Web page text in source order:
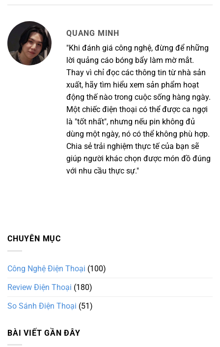
QUANG MINH
"Khi đánh giá công nghệ, đừng để những
lời quảng cáo bóng bẩy làm mờ mắt.
Thay vì chỉ đọc các thông tin từ nhà sản
xuất, hãy tìm hiểu xem sản phẩm hoạt
động thế nào trong cuộc sống hàng ngày.
Một chiếc điện thoại có thể được ca ngợi
là "tốt nhất", nhưng nếu pin không đủ
dùng một ngày, nó có thể không phù hợp.
Chia sẻ trải nghiệm thực tế của bạn sẽ
giúp người khác chọn được món đồ đúng
với nhu cầu thực sự."
CHUYÊN MỤC
Công Nghệ Điện Thoại (100)
Review Điện Thoại (180)
So Sánh Điện Thoại (51)
BÀI VIẾT GẦN ĐÂY